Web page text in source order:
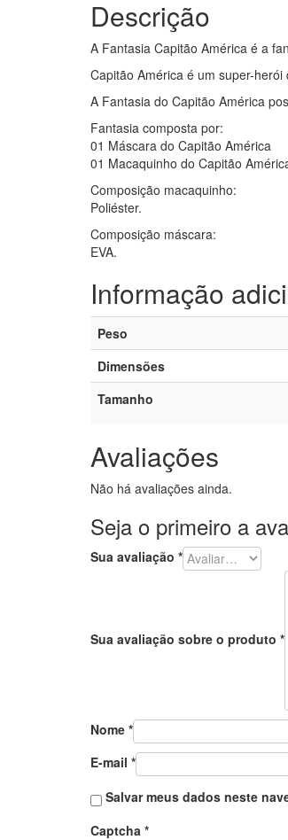
Descrição
A Fantasia Capitão América é a
Capitão América é um super-
A Fantasia do Capitão América
Fantasia composta por:
01 Máscara do Capitão América
01 Macaquinho do Capitão
Composição macaquinho:
Poliéster.
Composição máscara:
EVA.
Informação
Peso
Dimensões
Tamanho
Avaliações
Não há avaliações ainda.
Seja o primeiro a
Sua avaliação *
Sua avaliação sobre o produto *
Nome *
E-mail *
Salvar meus dados neste
Captcha *